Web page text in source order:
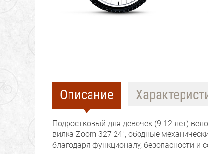
Описание
Подростковый для девочек (9-12 лет)
вилка Zoom 327 24", ободные
благодаря функционалу, безопасности